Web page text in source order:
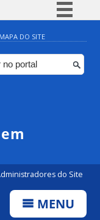
Simplifique!
BR
Participe
Canais
MAPA DO SITE
do Site
MENU